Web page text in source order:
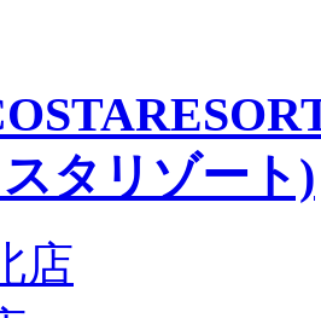
タリゾート)
店